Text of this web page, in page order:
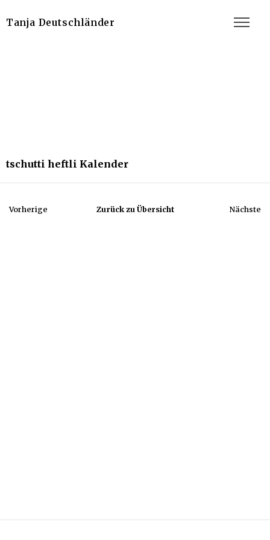
Tanja Deutschländer
tschutti heftli Kalender
Vorherige Zurück zu Übersicht Nächste